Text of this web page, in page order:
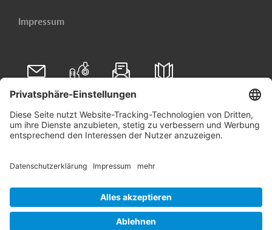
Impressum
Folgen Sie uns auf
Linkedin
© 2026 Germany Trade & Invest